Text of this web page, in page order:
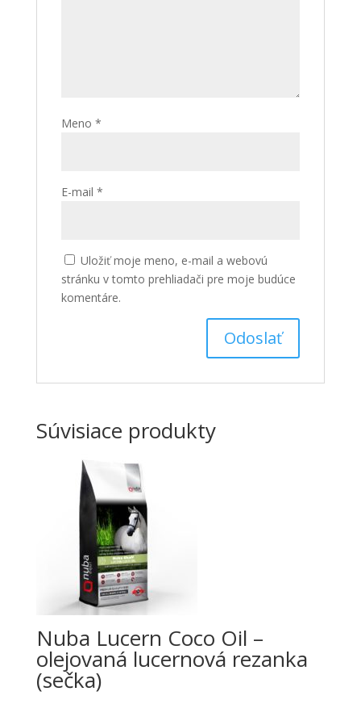
Meno *
E-mail *
Uložiť moje meno, e-mail a webovú
stránku v tomto prehliadači pre moje budúce
komentáre.
Súvisiace produkty
Nuba Lucern Coco Oil –
olejovaná lucernová rezanka
(sečka)